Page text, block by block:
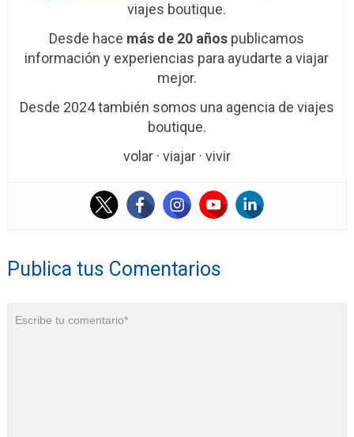
viajes boutique.
Desde hace más de 20 años publicamos
información y experiencias para ayudarte a viajar
mejor.
Desde 2024 también somos una agencia de viajes
boutique.
volar · viajar · vivir
Publica tus Comentarios